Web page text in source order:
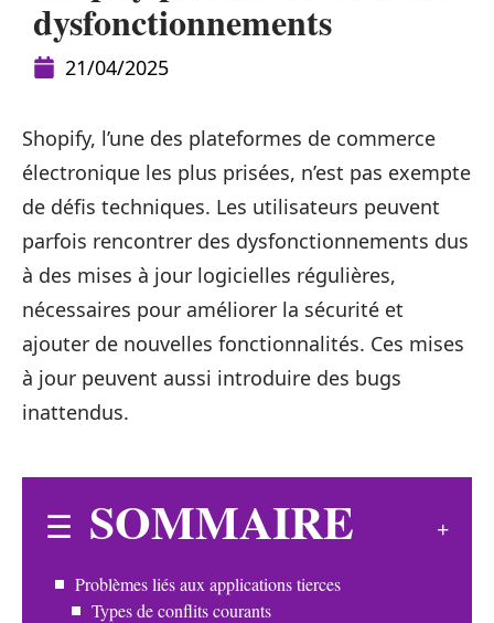
dysfonctionnements
21/04/2025
Shopify, l’une des plateformes de commerce
électronique les plus prisées, n’est pas exempte
de défis techniques. Les utilisateurs peuvent
parfois rencontrer des dysfonctionnements dus
à des mises à jour logicielles régulières,
nécessaires pour améliorer la sécurité et
ajouter de nouvelles fonctionnalités. Ces mises
à jour peuvent aussi introduire des bugs
inattendus.
SOMMAIRE
Problèmes liés aux applications tierces
Types de conflits courants